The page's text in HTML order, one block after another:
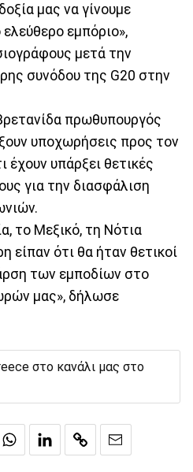
μας να γίνουμε
εμπόριο»,
μετά την
συνόδου της G20 στην
πρωθυπουργός
υποχωρήσεις προς τον
έχουν υπάρξει θετικές
για την διασφάλιση
το Μεξικό, τη Νότια
είπαν ότι θα ήταν θετικοί
των εμποδίων στο
μας», δήλωσε
στο κανάλι μας στο